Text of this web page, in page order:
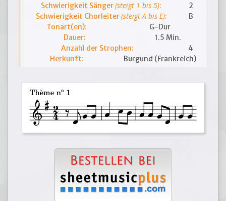
Schwierigkeit Sänger(steigt 1 bis 5):
2
Schwierigkeit Chorleiter(steigt A bis E):
B
Tonart(en):
G-Dur
Dauer:
1.5 Min.
Anzahl der Strophen:
4
Herkunft:
Burgund (Frankreich)